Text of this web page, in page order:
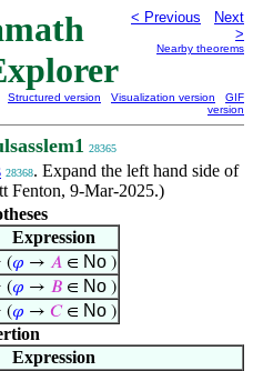
< Previous
Next
>
Nearby theorems
Structured version Visualization version
GIF
version
28365
28368. Expand the left hand side of
Fenton, 9-Mar-2025.)
Expression
(𝜑 → 𝐴 ∈ No )
(𝜑 → 𝐵 ∈ No )
(𝜑 → 𝐶∈ No )
Expression